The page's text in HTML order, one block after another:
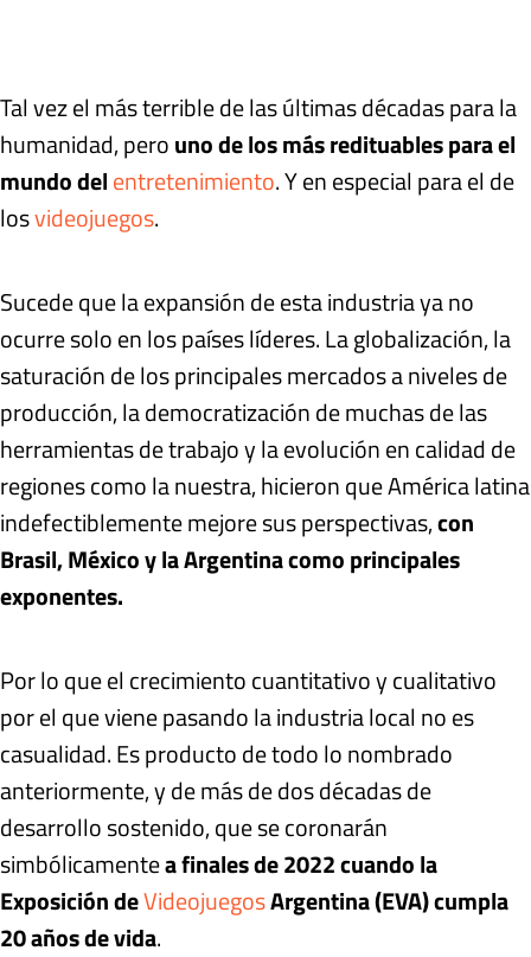
Tal vez el más terrible de las últimas décadas para la
humanidad, perouno de los más redituables para el
mundo delentretenimiento. Y en especial para el de
losvideojuegos.
Sucede que la expansión de esta industria ya no
ocurre solo en los países líderes. La globalización, la
saturación de los principales mercados a niveles de
producción, la democratización de muchas de las
herramientas de trabajo y la evolución en calidad de
regiones como la nuestra, hicieron que América latina
indefectiblemente mejore sus perspectivas,con
Brasil, México y la Argentina como principales
exponentes.
Por lo que el crecimiento cuantitativo y cualitativo
por el que viene pasando la industria local no es
casualidad. Es producto de todo lo nombrado
anteriormente, y de más de dos décadas de
desarrollo sostenido, que se coronarán
simbólicamentea finales de 2022 cuando la
Exposición deVideojuegosArgentina (EVA) cumpla
20 años de vida.